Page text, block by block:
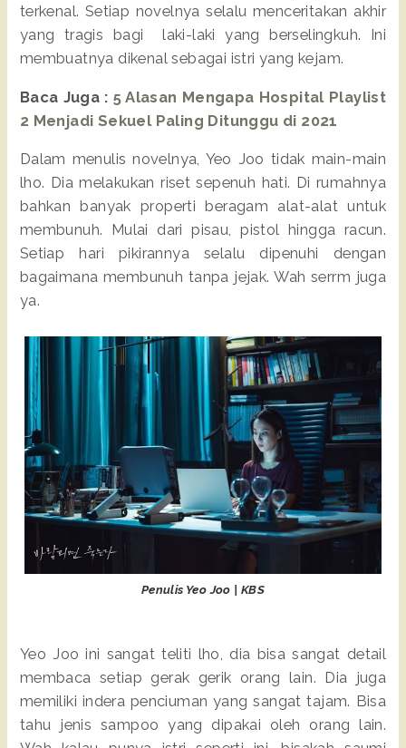
terkenal. Setiap novelnya selalu menceritakan akhir
yang tragis bagi laki-laki yang berselingkuh. Ini
membuatnya dikenal sebagai istri yang kejam.
Baca Juga : 5 Alasan Mengapa Hospital Playlist
2 Menjadi Sekuel Paling Ditunggu di 2021
Dalam menulis novelnya, Yeo Joo tidak main-main
lho. Dia melakukan riset sepenuh hati. Di rumahnya
bahkan banyak properti beragam alat-alat untuk
membunuh. Mulai dari pisau, pistol hingga racun.
Setiap hari pikirannya selalu dipenuhi dengan
bagaimana membunuh tanpa jejak. Wah serrm juga
ya.
Penulis Yeo Joo | KBS
Yeo Joo ini sangat teliti lho, dia bisa sangat detail
membaca setiap gerak gerik orang lain. Dia juga
memiliki indera penciuman yang sangat tajam. Bisa
tahu jenis sampoo yang dipakai oleh orang lain.